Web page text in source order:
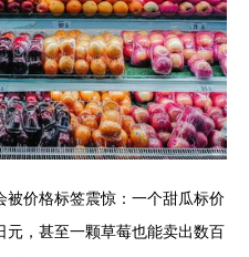
被价格标签震惊：一个甜瓜标价
元，甚至一颗草莓也能卖出数百